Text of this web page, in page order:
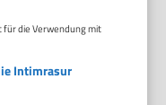
die Verwendung mit
Intimrasur